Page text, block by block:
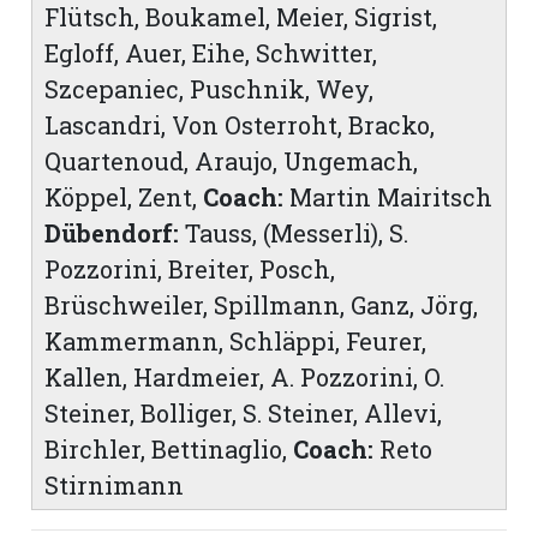
Flütsch, Boukamel, Meier, Sigrist,
Egloff, Auer, Eihe, Schwitter,
Szcepaniec, Puschnik, Wey,
Lascandri, Von Osterroht, Bracko,
Quartenoud, Araujo, Ungemach,
Köppel, Zent, Coach: Martin Mairitsch
Dübendorf: Tauss, (Messerli), S.
Pozzorini, Breiter, Posch,
Brüschweiler, Spillmann, Ganz, Jörg,
Kammermann, Schläppi, Feurer,
Kallen, Hardmeier, A. Pozzorini, O.
Steiner, Bolliger, S. Steiner, Allevi,
Birchler, Bettinaglio, Coach: Reto
Stirnimann